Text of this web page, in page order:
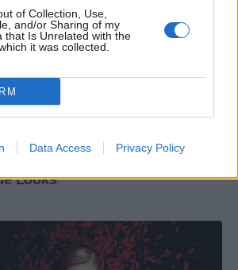
of Collection, Use,
and/or Sharing of my
that Is Unrelated with the
it was collected.
Data Access Privacy Policy